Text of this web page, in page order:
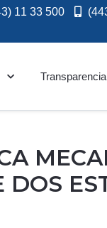
11 33 500
Transparencia
DOS